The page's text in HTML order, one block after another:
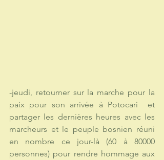
-jeudi, retourner sur la marche pour la
paix pour son arrivée à Potocari  et
partager les dernières heures avec les
marcheurs et le peuple bosnien réuni
en nombre ce jour-là (60 à 80000
personnes) pour rendre hommage aux